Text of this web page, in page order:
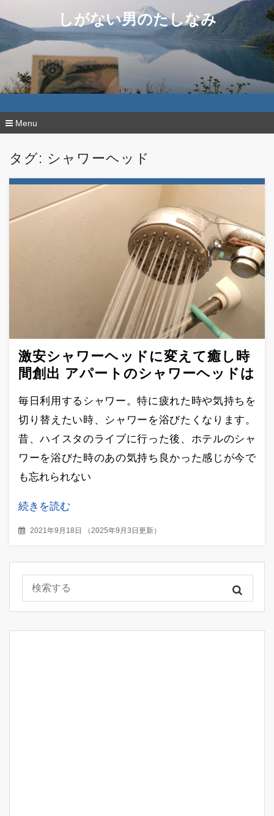
しがない男のたしなみ
Menu
ン
移
タグ: シャワーヘッド
激安シャワーヘッドに変えて癒し時
間創出 アパートのシャワーヘッドは
毎日利用するシャワー。特に疲れた時や気持ちを
切り替えたい時、シャワーを浴びたくなります。
昔、ハイスタのライブに行った後、ホテルのシャ
ワーを浴びた時のあの気持ち良かった感じが今で
も忘れられない
続きを読む
2021年9月18日 （2025年9月3日更新）